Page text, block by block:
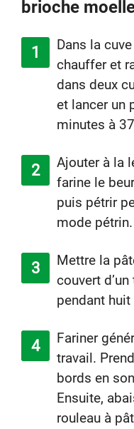
brioche
Dans la
chauffer et
dans deux
et lancer un
minutes à
Ajouter à la
farine le
puis pétrir
mode pétrin.
Mettre la
couvert
pendant huit
Fariner
travail.
bords en
Ensuite,
rouleau à